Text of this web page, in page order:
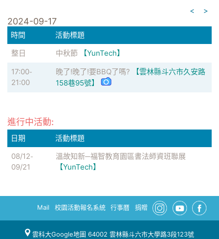
<
>
2024-09-17
時間
活動標題
整日
中秋節
【YunTech】
17:00-
21:00
晚了!晚了!要BBQ了嗎?
【雲林縣斗六市久安路
158巷95號】
進行中活動:
日期
活動標題
08/12-
09/21
溫故知新─福智教育園區書法師資班聯展
【YunTech】
Mail 校園活動報名系統 行事曆 捐贈
雲科大Google地圖 64002 雲林縣斗六市大學路3段123號